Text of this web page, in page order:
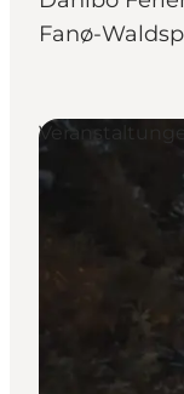
Fanø-